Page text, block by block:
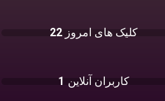
کلیک های امروز 22
کاربران آنلاین 1